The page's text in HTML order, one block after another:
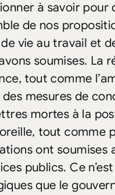
à savoir pour
de nos
vie au travail et
soumises. La
tout comme
mesures de
mortes à la
tout comme
ont soumises
publics. Ce
que le